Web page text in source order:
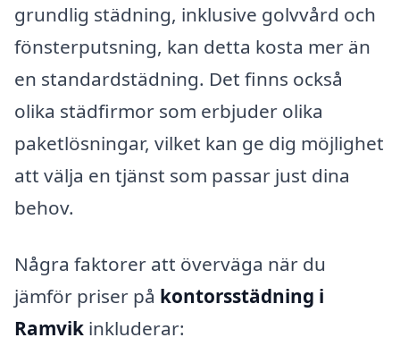
grundlig städning, inklusive golvvård och
fönsterputsning, kan detta kosta mer än
en standardstädning. Det finns också
olika städfirmor som erbjuder olika
paketlösningar, vilket kan ge dig möjlighet
att välja en tjänst som passar just dina
behov.
Några faktorer att överväga när du
jämför priser på kontorsstädning i
Ramvik inkluderar: